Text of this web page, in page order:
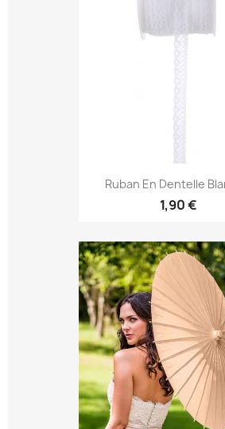
Ruban En Dentelle
1,90 €